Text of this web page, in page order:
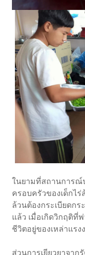
ในยามที่สถานการณ์
ครอบครัวของเด็กไ
ล้วนต้องกระเบียดก
แล้ว เมื่อเกิดวิกฤติที่
ชีวิตอยู่ของเหล่าแรง
ส่วนการเยียวยาจาก